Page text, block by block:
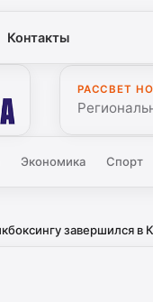
Контакты
РАССВЕТ
Экономика Спорт
завершился в